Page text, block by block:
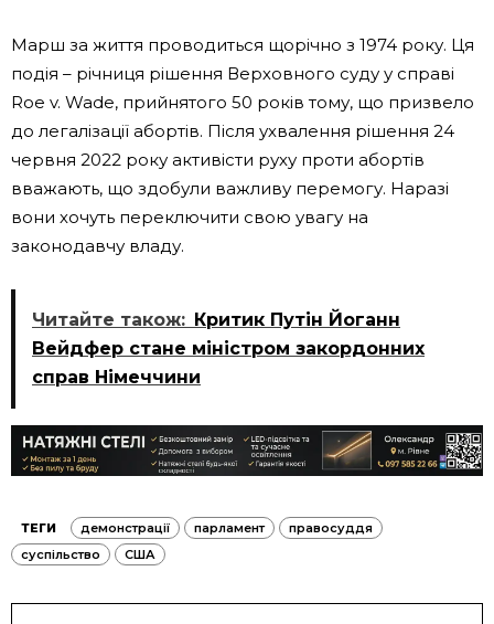
Марш за життя проводиться щорічно з 1974 року. Ця
подія – річниця рішення Верховного суду у справі
Roe v. Wade, прийнятого 50 років тому, що призвело
до легалізації абортів. Після ухвалення рішення 24
червня 2022 року активісти руху проти абортів
вважають, що здобули важливу перемогу. Наразі
вони хочуть переключити свою увагу на
законодавчу владу.
Читайте також: Критик Путін Йоганн
Вейдфер стане міністром закордонних
справ Німеччини
ТЕГИ демонстрації парламент
правосуддя
суспільство
США